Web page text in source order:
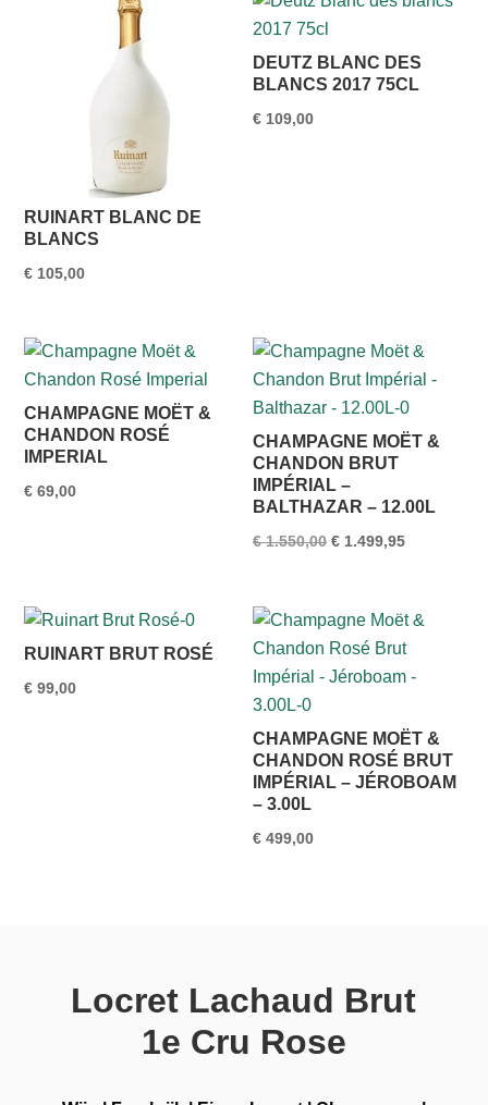
RUINART BLANC DE
BLANCS
€ 105,00
DEUTZ BLANC DES
BLANCS 2017 75CL
€ 109,00
CHAMPAGNE MOËT &
CHANDON ROSÉ
IMPERIAL
€ 69,00
CHAMPAGNE MOËT &
CHANDON BRUT
IMPÉRIAL –
BALTHAZAR – 12.00L
€1.550,00 Oorspronkelijke
€ 1.550,00.
€ 1.499,95Huidige
€ 1.499,95.
RUINART BRUT ROSÉ
€ 99,00
CHAMPAGNE MOËT &
CHANDON ROSÉ BRUT
IMPÉRIAL – JÉROBOAM
– 3.00L
€ 499,00
Locret Lachaud Brut
1e Cru Rose